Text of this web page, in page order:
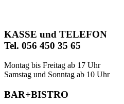
KASSE und TELEFON
Tel. 056 450 35 65
Montag bis Freitag ab 17 Uhr
Samstag und Sonntag ab 10 Uhr
BAR+BISTRO